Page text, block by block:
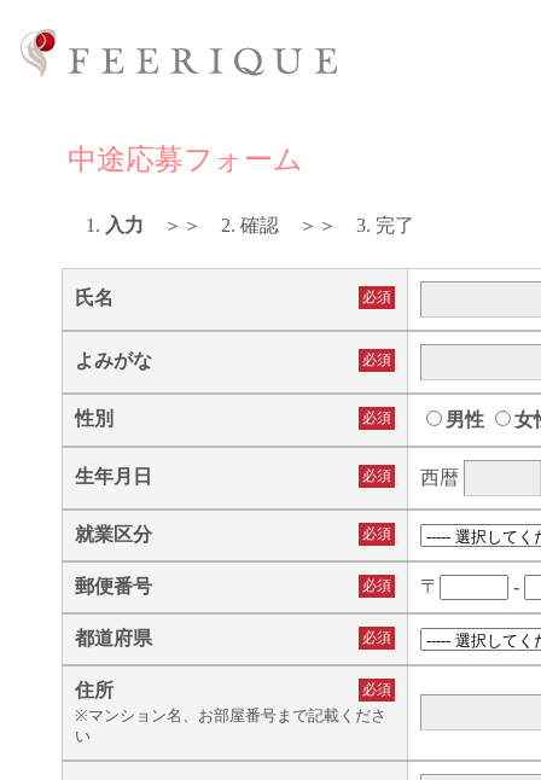
中途応募フォーム
1. 入力 ＞＞ 2. 確認 ＞＞ 3. 完了
氏名 必須
よみがな 必須
性別 必須 男性 女
生年月日 必須 西暦
就業区分 必須
郵便番号 必須 〒 -
都道府県 必須
住所
必須
※マンション名、お部屋番号まで記載くださ
い